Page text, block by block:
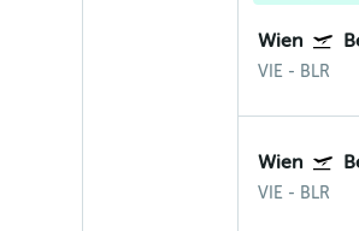
Wien
VIE - BLR
Wien
VIE - BLR